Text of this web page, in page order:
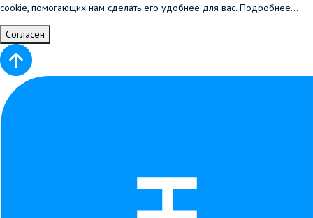
cookie, помогающих нам сделать его удобнее для вас. Подробнее...
Согласен